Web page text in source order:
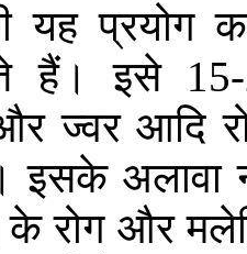
यह
हैं। इसे 15-
ज्वर आदि
इसके
के रोग और